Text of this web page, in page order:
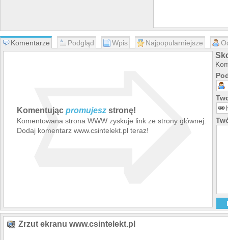
Komentarze Podgląd Wpis Najpopularniejsze
Komentując promujesz stronę!
Komentowana strona WWW zyskuje link ze strony głównej.
Dodaj komentarz www.csintelekt.pl teraz!
➯
Zrzut ekranu www.csintelekt.pl